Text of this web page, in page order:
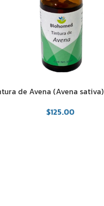
de Avena (Avena sativa)
$125.00